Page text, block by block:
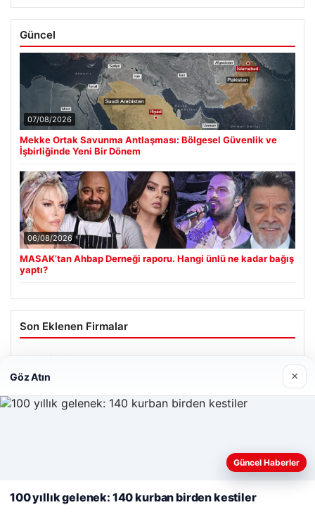
Güncel
07/08/2026
Mekke Ortak Savunma Antlaşması: Bölgesel Güvenlik ve
İşbirliğinde Yeni Bir Dönem
06/08/2026
MASAK’tan Ahbap Derneği raporu. Hangi ünlü ne kadar bağış
yaptı?
Son Eklenen Firmalar
Cengiz Sigorta
23/06/2026
deneyiminizi kişiselleştirmek ve geliştirmek amacıyla çerezler
Reddet Kabul Et
Göz Atın ×
Güncel Haberler
100 yıllık gelenek: 140 kurban birden kestiler